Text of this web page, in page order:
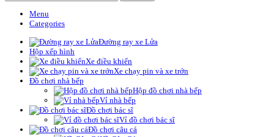
Menu
Categories
Đường ray xe Lửa
Hộp xếp hình
Xe điều khiển
Xe chạy pin và xe trớn
Đồ chơi nhà bếp
Hộp đồ chơi nhà bếp
Vỉ nhà bếp
Đồ chơi bác sĩ
Vỉ đồ chơi bác sĩ
Đồ chơi câu cá